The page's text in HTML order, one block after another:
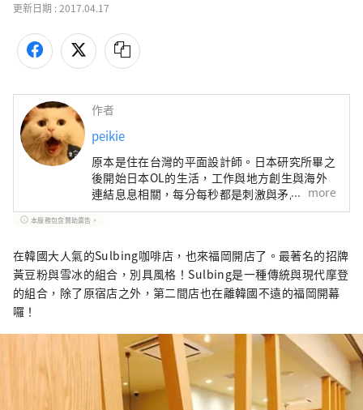
更新日期 :2017.04.17
作者
peikie
原本是住在台灣的平面設計師。日本研究所畢之
後開始日本OL的生活，工作與地方創生與海外
連結息息相關，每分每秒都是刺激與矛盾的過
程。【http://peikie1.pixnet.net/blog】
more
本服務包含贊助廣告。
在韓國大人氣的Sulbing咖啡店，也來福岡開店了。最著名的招牌
黃豆粉與雪冰的組合，別具風格！Sulbing是一種傳統與現代摩登
的組合，除了原宿店之外，第二間店也在離韓國不遠的福岡開幕
囉！